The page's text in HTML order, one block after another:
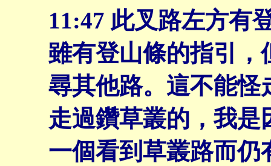
11:47 此叉路左方有
雖有登山條的指引，
尋其他路。這不能怪
走過鑽草叢的，我
一個看到草叢路而仍